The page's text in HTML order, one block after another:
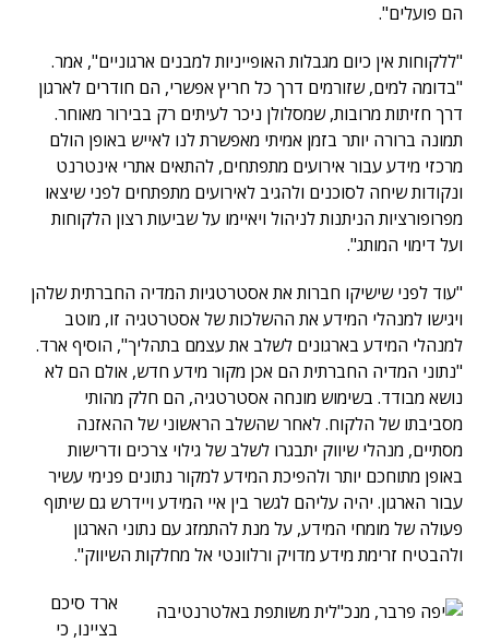
הם פועלים".
"ללקוחות אין כיום מגבלות האופייניות למבנים ארגוניים", אמר.
"בדומה למים, שזורמים דרך כל חריץ אפשרי, הם חודרים לארגון
דרך חזיתות מרובות, שמסלולן ניכר לעיתים רק בבירור מאוחר.
תמונה ברורה יותר בזמן אמיתי מאפשרת לנו לאייש באופן הולם
מרכזי מידע עבור אירועים מתפתחים, להתאים אתרי אינטרנט
ונקודות שיחה לסוכנים ולהגיב לאירועים מתפתחים לפני שיצאו
מפרופורציות הניתנות לניהול ויאיימו על שביעות רצון הלקוחות
ועל דימוי המותג".
"עוד לפני שישיקו חברות את אסטרטגיות המדיה החברתית שלהן
ויגישו למנהלי המידע את ההשלכות של אסטרטגיה זו, מוטב
למנהלי המידע בארגונים לשלב את עצמם בתהליך", הוסיף ארד.
"נתוני המדיה החברתית הם אכן מקור מידע חדש, אולם הם לא
נושא מבודד. בשימוש מונחה אסטרטגיה, הם חלק מהותי
מסביבתו של הלקוח. לאחר שהשלב הראשוני של ההאזנה
מסתיים, מנהלי שיווק יתבגרו לשלב של גילוי צרכים ודרישות
באופן מתוחכם יותר ולהפיכת המידע למקור נתונים פנימי עשיר
עבור הארגון. יהיה עליהם לגשר בין איי המידע ויידרש גם שיתוף
פעולה של מומחי המידע, על מנת להתמזג עם נתוני הארגון
ולהבטיח זרימת מידע מדויק ורלוונטי אל מחלקות השיווק".
ארד סיכם
בציינו, כי